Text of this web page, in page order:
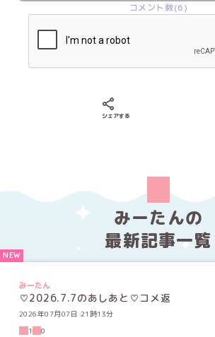
コメント数(6)
シェアする
みーたんの
最新記事一覧
みーたん
♡2026.7.7のあしあと♡コメ返
2026年07月07日 21時13分
1
0